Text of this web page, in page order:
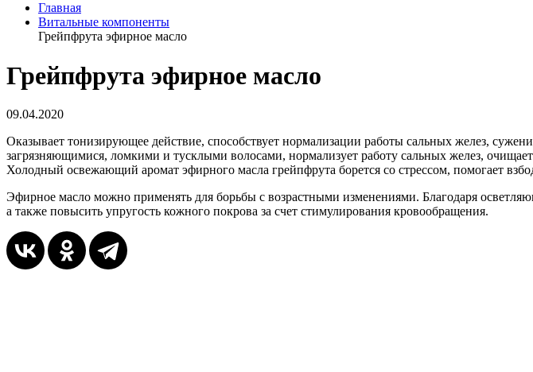
Главная
Витальные компоненты
Грейпфрута эфирное масло
Грейпфрута эфирное масло
09.04.2020
Оказывает тонизирующее действие, способствует нормализации работы сальных желез,
загрязняющимися, ломкими и тусклыми волосами, нормализует работу сальных желез,
Холодный освежающий аромат эфирного масла грейпфрута борется со стрессом, помогает
Эфирное масло можно применять для борьбы с возрастными изменениями. Благодаря
а также повысить упругость кожного покрова за счет стимулирования кровообращения.